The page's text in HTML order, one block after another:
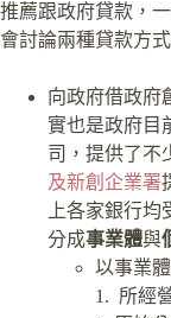
推薦跟政府貸款，
會討論兩種貸款方
向政府借政府
實也是政府目
司，提供了不
及新創企業署
上各家銀行均
分成事業體與
以事業
1. 所經